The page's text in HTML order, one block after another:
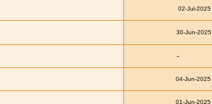
02-Jul-2025
30-Jun-2025
-
04-Jun-2025
01-Jun-2025